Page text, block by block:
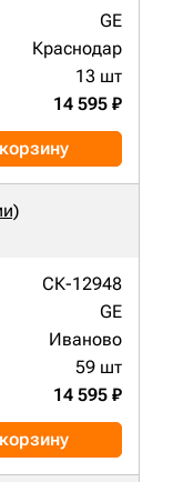
GE
Краснодар
13 шт
14 595 ₽
СК-12948
GE
Иваново
59 шт
14 595 ₽